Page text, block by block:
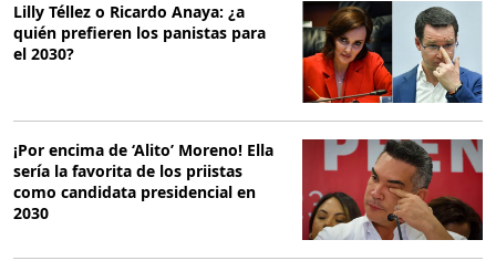
Lilly Téllez o Ricardo Anaya: ¿a
quién prefieren los panistas para
el 2030?
¡Por encima de ‘Alito’ Moreno! Ella
sería la favorita de los priistas
como candidata presidencial en
2030